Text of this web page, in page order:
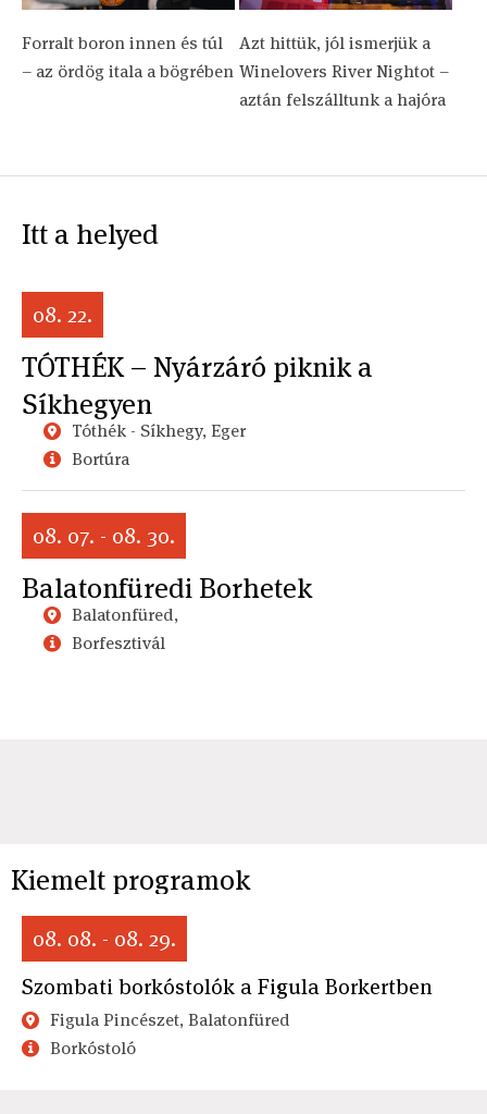
Forralt boron innen és túl
– az ördög itala a bögrében
Azt hittük, jól ismerjük a
Winelovers River Nightot –
aztán felszálltunk a hajóra
Itt a helyed
08. 22.
TÓTHÉK – Nyárzáró piknik a
Síkhegyen
Tóthék - Síkhegy, Eger
Bortúra
08. 07. - 08. 30.
Balatonfüredi Borhetek
Balatonfüred,
Borfesztivál
Kiemelt programok
08. 08. - 08. 29.
Szombati borkóstolók a Figula Borkertben
Figula Pincészet, Balatonfüred
Borkóstoló